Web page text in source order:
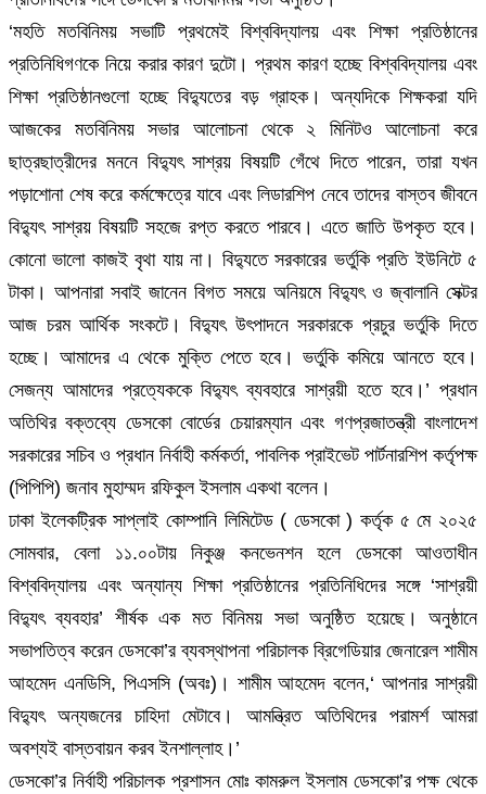
‘মহতি মতবিনিময় সভাটি প্রথমেই বিশ্ববিদ্যালয় এবং শিক্ষা প্রতিষ্ঠানের
প্রতিনিধিগণকে নিয়ে করার কারণ দুটো। প্রথম কারণ হচ্ছে বিশ্ববিদ্যালয় এবং
শিক্ষা প্রতিষ্ঠানগুলো হচ্ছে বিদ্যুতের বড় গ্রাহক। অন্যদিকে শিক্ষকরা যদি
আজকের মতবিনিময় সভার আলোচনা থেকে ২ মিনিটও আলোচনা করে
ছাত্রছাত্রীদের মননে বিদ্যুৎ সাশ্রয় বিষয়টি গেঁথে দিতে পারেন, তারা যখন
পড়াশোনা শেষ করে কর্মক্ষেত্রে যাবে এবং লিডারশিপ নেবে তাদের বাস্তব জীবনে
বিদ্যুৎ সাশ্রয় বিষয়টি সহজে রপ্ত করতে পারবে। এতে জাতি উপকৃত হবে।
কোনো ভালো কাজই বৃথা যায় না। বিদ্যুতে সরকারের ভর্তুকি প্রতি ইউনিটে ৫
টাকা। আপনারা সবাই জানেন বিগত সময়ে অনিয়মে বিদ্যুৎ ও জ্বালানি সেক্টর
আজ চরম আর্থিক সংকটে। বিদ্যুৎ উৎপাদনে সরকারকে প্রচুর ভর্তুকি দিতে
হচ্ছে। আমাদের এ থেকে মুক্তি পেতে হবে। ভর্তুকি কমিয়ে আনতে হবে।
সেজন্য আমাদের প্রত্যেককে বিদ্যুৎ ব্যবহারে সাশ্রয়ী হতে হবে।’ প্রধান
অতিথির বক্তব্যে ডেসকো বোর্ডের চেয়ারম্যান এবং গণপ্রজাতন্ত্রী বাংলাদেশ
সরকারের সচিব ও প্রধান নির্বাহী কর্মকর্তা, পাবলিক প্রাইভেট পার্টনারশিপ কর্তৃপক্ষ
(পিপিপি) জনাব মুহাম্মদ রফিকুল ইসলাম একথা বলেন।
ঢাকা ইলেকট্রিক সাপ্লাই কোম্পানি লিমিটেড ( ডেসকো ) কর্তৃক ৫ মে ২০২৫
সোমবার, বেলা ১১.০০টায় নিকুঞ্জ কনভেনশন হলে ডেসকো আওতাধীন
বিশ্ববিদ্যালয় এবং অন্যান্য শিক্ষা প্রতিষ্ঠানের প্রতিনিধিদের সঙ্গে ‘সাশ্রয়ী
বিদ্যুৎ ব্যবহার’ শীর্ষক এক মত বিনিময় সভা অনুষ্ঠিত হয়েছে। অনুষ্ঠানে
সভাপতিত্ব করেন ডেসকো’র ব্যবস্থাপনা পরিচালক ব্রিগেডিয়ার জেনারেল শামীম
আহমেদ এনডিসি, পিএসসি (অবঃ)। শামীম আহমেদ বলেন,‘ আপনার সাশ্রয়ী
বিদ্যুৎ অন্যজনের চাহিদা মেটাবে। আমন্ত্রিত অতিথিদের পরামর্শ আমরা
অবশ্যই বাস্তবায়ন করব ইনশাল্লাহ।’
ডেসকো’র নির্বাহী পরিচালক প্রশাসন মোঃ কামরুল ইসলাম ডেসকো’র পক্ষ থেকে